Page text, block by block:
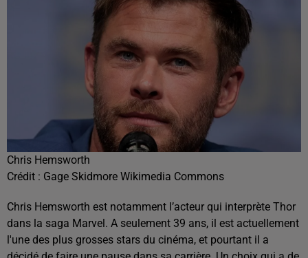
Chris Hemsworth
Crédit : Gage Skidmore Wikimedia Commons
Chris Hemsworth est notamment l’acteur qui interprète Thor
dans la saga Marvel. A seulement 39 ans, il est actuellement
l'une des plus grosses stars du cinéma, et pourtant il a